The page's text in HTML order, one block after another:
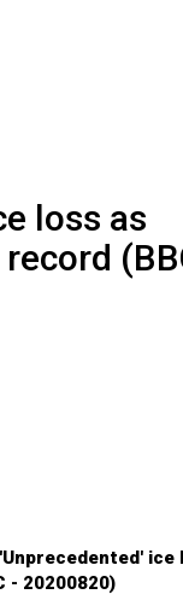
loss as
ice
- 20200820)